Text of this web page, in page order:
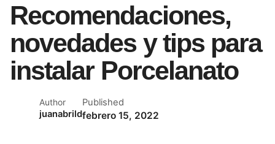
Recomendaciones,
novedades y tips para
instalar Porcelanato
Author
juanabrild
Published
febrero 15, 2022